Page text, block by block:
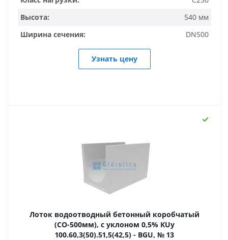
Высота:
540 мм
Ширина сечения:
DN500
Узнать цену
Лоток водоотводный бетонный коробчатый
(СО-500мм), с уклоном 0,5% КUу
100.60,3(50).51,5(42,5) - BGU, № 13